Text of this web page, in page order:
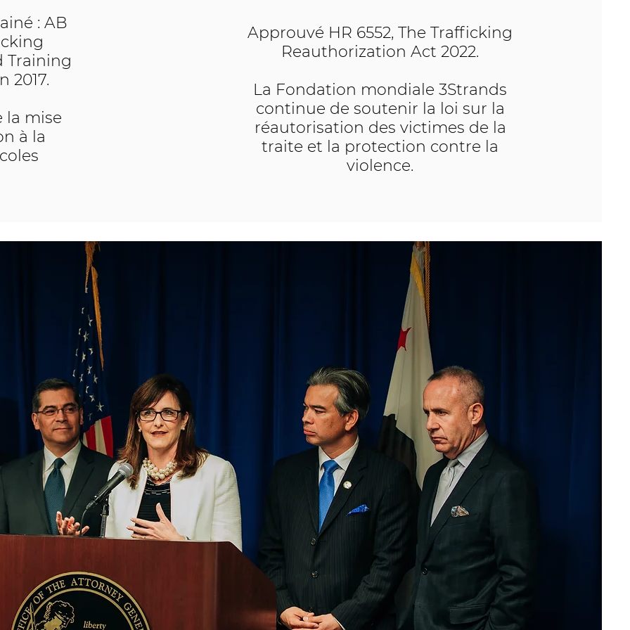
: AB
Training
2017.
la mise
à la
Approuvé HR 6552, The Trafficking
Reauthorization Act 2022.
La Fondation mondiale 3Strands
continue de soutenir la loi sur la
réautorisation des victimes de la
traite et la protection contre la
violence.